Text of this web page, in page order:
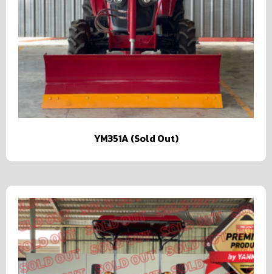
YM351A (Sold Out)